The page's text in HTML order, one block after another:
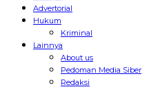
Advertorial
Hukum
Kriminal
Lainnya
About us
Pedoman Media Siber
Redaksi